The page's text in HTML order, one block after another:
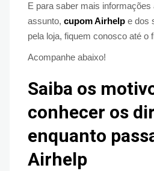
E para saber mais
assunto, cupom Airhelp e dos
pela loja, fiquem conosco até o
Acompanhe abaixo!
Saiba os
conhecer os
enquanto
Airhelp